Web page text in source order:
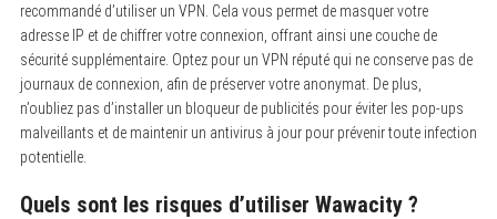
recommandé d’utiliser un VPN. Cela vous permet de masquer votre
adresse IP et de chiffrer votre connexion, offrant ainsi une couche de
sécurité supplémentaire. Optez pour un VPN réputé qui ne conserve pas de
journaux de connexion, afin de préserver votre anonymat. De plus,
n’oubliez pas d’installer un bloqueur de publicités pour éviter les pop-ups
malveillants et de maintenir un antivirus à jour pour prévenir toute infection
potentielle.
Quels sont les risques d’utiliser Wawacity ?